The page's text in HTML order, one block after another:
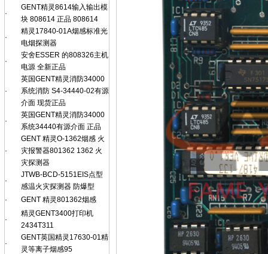
·
GENT精灵8614输入输出模
块 808614 正品 808614
·
精灵17840-01A烟感标准光
电烟探测器
·
安舍ESSER 的808326主机
电源 全新正品
·
英国GENT精灵消防34000
系统消防 S4-34440-02有源
介面 现货正品
·
英国GENT精灵消防34000
系统34440有源介面 正品
·
GENT 精灵O-1362烟感 火
灾报警器801362 1362 火
灾探测器
·
JTWB-BCD-5151EIS点型
感温火灾探测器 防爆型
·
GENT 精灵801362烟感
·
精灵GENT3400打印机
2434T311
·
GENT英国精灵17630-01精
灵等离子烟感95